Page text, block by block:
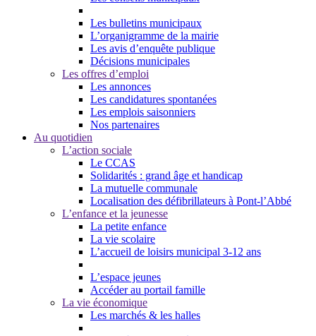
Les bulletins municipaux
L’organigramme de la mairie
Les avis d’enquête publique
Décisions municipales
Les offres d’emploi
Les annonces
Les candidatures spontanées
Les emplois saisonniers
Nos partenaires
Au quotidien
L’action sociale
Le CCAS
Solidarités : grand âge et handicap
La mutuelle communale
Localisation des défibrillateurs à Pont-l’Abbé
L’enfance et la jeunesse
La petite enfance
La vie scolaire
L’accueil de loisirs municipal 3-12 ans
L’espace jeunes
Accéder au portail famille
La vie économique
Les marchés & les halles